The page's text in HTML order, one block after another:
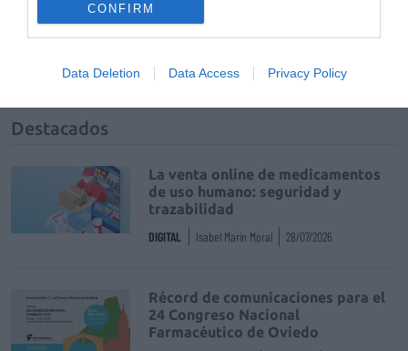
CONFIRM
Data Deletion Data Access Privacy Policy
orden de precios de referencia
Destacados
La venta online de medicamentos
de uso humano: seguridad y
trazabilidad
DIGITAL Isabel Marín Moral 28/07/2026
Récord de comunicaciones para el
24 Congreso Nacional
Farmacéutico de Oviedo